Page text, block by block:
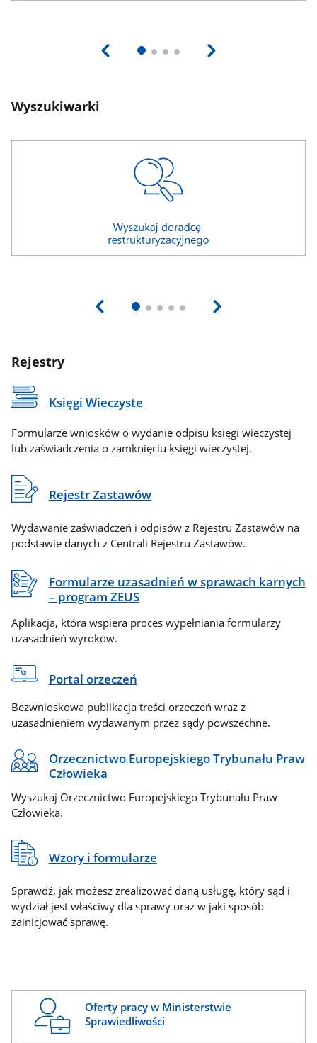
Wyszukiwarki
Rejestry
Księgi Wieczyste
Formularze wniosków o wydanie odpisu księgi wieczystej
lub zaświadczenia o zamknięciu księgi wieczystej.
Rejestr Zastawów
Wydawanie zaświadczeń i odpisów z Rejestru Zastawów na
podstawie danych z Centrali Rejestru Zastawów.
Formularze uzasadnień w sprawach karnych
– program ZEUS
Aplikacja, która wspiera proces wypełniania formularzy
uzasadnień wyroków.
Portal orzeczeń
Bezwnioskowa publikacja treści orzeczeń wraz z
uzasadnieniem wydawanym przez sądy powszechne.
Orzecznictwo Europejskiego Trybunału Praw
Człowieka
Wyszukaj Orzecznictwo Europejskiego Trybunału Praw
Człowieka.
Wzory i formularze
Sprawdź, jak możesz zrealizować daną usługę, który sąd i
wydział jest właściwy dla sprawy oraz w jaki sposób
zainicjować sprawę.
Oferty pracy w Ministerstwie
Sprawiedliwości